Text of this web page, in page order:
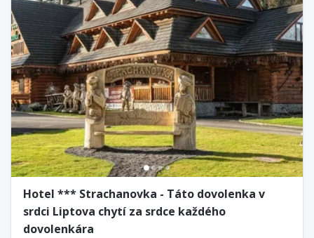
Hotel *** Strachanovka - Táto dovolenka v
srdci Liptova chytí za srdce každého
dovolenkára